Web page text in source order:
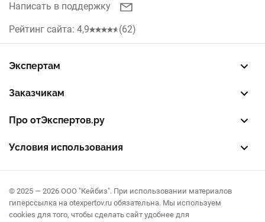
Написать в поддержку
Рейтинг сайта: 4,9 (62)
Экспертам
Заказчикам
Про отЭкспертов.ру
Условия использования
© 2025 — 2026 ООО "Кейбиз". При использовании материалов
гиперссылка на otexpertov.ru обязательна. Мы используем
cookies для того, чтобы сделать сайт удобнее для